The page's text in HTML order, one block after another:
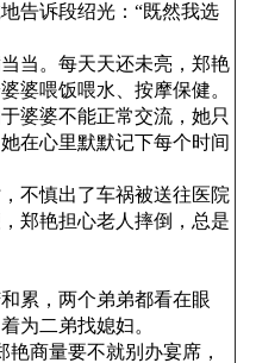
告诉段绍光：“既然我选
当。每天天还未亮，郑艳
婆喂饭喂水、按摩保健。
婆婆不能正常交流，她只
在心里默默记下每个时间
不慎出了车祸被送往医院
郑艳担心老人摔倒，总是
累，两个弟弟都看在眼
为二弟找媳妇。
商量要不就别办宴席，